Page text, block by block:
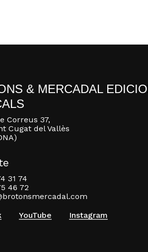
& MERCADAL
Correus 37,
Cugat del Vallès
31 74
46 72
YouTube Instagram